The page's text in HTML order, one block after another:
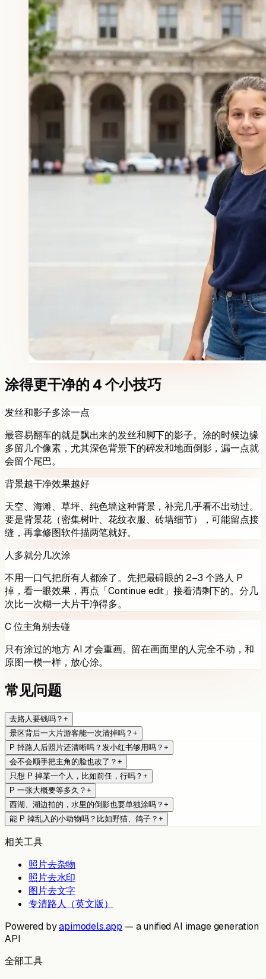
涂得更干净的 4 个小技巧
发丝和影子多涂一点
最容易翻车的就是飘出来的发丝和脚下的影子。涂的时候边缘
多留几个像素，尤其深色背景下的碎发和地面倒影，漏一点就
会留个尾巴。
背景越干净效果越好
天空、海滩、草坪、纯色墙这种背景，补完几乎看不出动过。
要是背景花（密集树叶、花纹衣服、砖墙细节），可能留点接
缝，再拿修图软件描两笔就好。
人多就分几次涂
不用一口气把所有人都涂了。先把最碍眼的 2–3 个路人 P
掉，看一眼效果，再点「Continue edit」接着清剩下的。分几
次比一次糊一大片干净得多。
C 位主角别去碰
只有涂过的地方 AI 才会重画。留在画面里的人完全不动，和
原图一模一样，放心涂。
常见问题
去路人要钱吗？ +
景区背后一大片游客能一次清掉吗？ +
P 掉路人后照片还清晰吗？发小红书够用吗？ +
会不会顺手把主角的脸也改了？ +
只想 P 掉某一个人，比如前任，行吗？ +
P 一张大概要等多久？ +
西湖、湖边拍的，水里的倒影也要单独涂吗？ +
能 P 掉乱入的小动物吗？比如野猫、鸽子？ +
相关工具
照片去杂物
照片去水印
图片去文字
专清路人（英文版）
Powered byapimodels.app — a unified AI image generation
API
全部工具